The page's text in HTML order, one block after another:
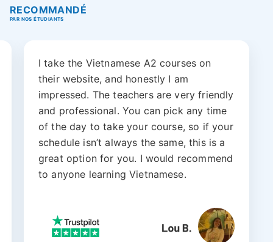
RECOMMANDÉ
PAR NOS ÉTUDIANTS
I take the Vietnamese A2 courses on
their website, and honestly I am
impressed. The teachers are very friendly
and professional. You can pick any time
of the day to take your course, so if your
schedule isn’t always the same, this is a
great option for you. I would recommend
to anyone learning Vietnamese.